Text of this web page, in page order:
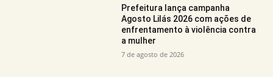
Prefeitura lança campanha
Agosto Lilás 2026 com ações de
enfrentamento à violência contra
a mulher
7 de agosto de 2026